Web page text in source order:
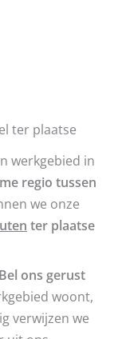
ter plaatse
werkgebied in
regio tussen
we onze
ter plaatse
Bel ons gerust
woont,
verwijzen we